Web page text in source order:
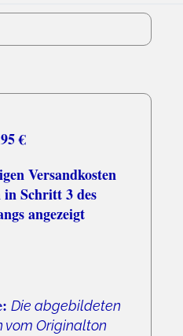
€
Versandkosten
Schritt 3 des
angezeigt
Die abgebildeten
vom Originalton